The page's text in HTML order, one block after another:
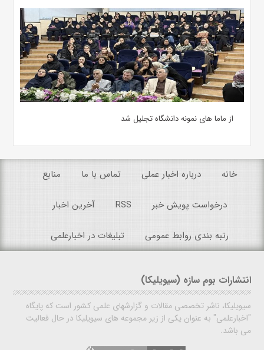
از ماما های نمونه دانشگاه تجلیل شد
خانه درباره اخبار عملی تماس با ما منابع
درخواست پویش خبر RSS آخرین اخبار
رتبه بندی روابط عمومی تبلیغات در اخبارعلمی
انتشارات بوم سازه (سیویلیکا)
سیویلیکا، ناشر تخصصی مقالات و گزارشهای علمی کشور است که پایگاه
"اخبارعلمی" به عنوان یکی از زیر مجموعه های سیویلیکا در حال فعالیت
می باشد.